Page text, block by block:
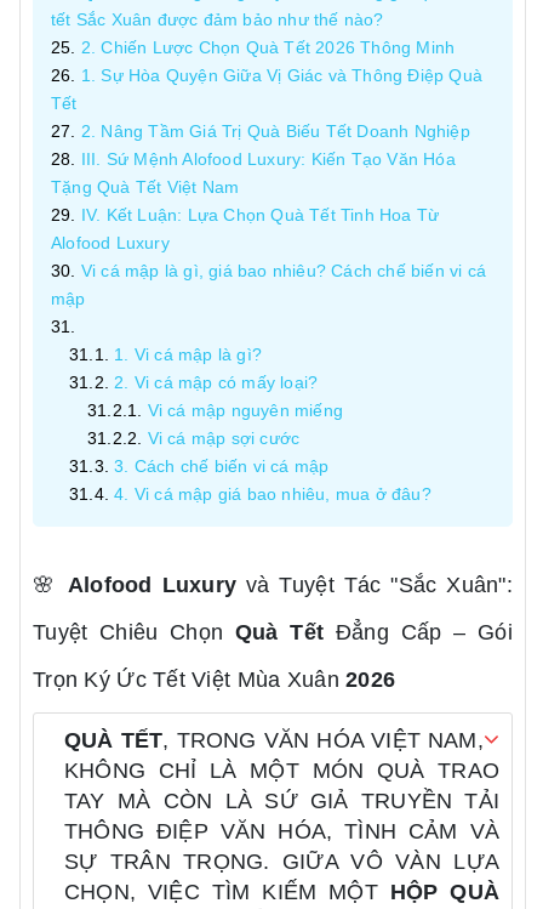
tết Sắc Xuân được đảm bảo như thế nào?
2. Chiến Lược Chọn Quà Tết 2026 Thông Minh
1. Sự Hòa Quyện Giữa Vị Giác và Thông Điệp Quà
Tết
2. Nâng Tầm Giá Trị Quà Biếu Tết Doanh Nghiệp
III. Sứ Mệnh Alofood Luxury: Kiến Tạo Văn Hóa
Tặng Quà Tết Việt Nam
IV. Kết Luận: Lựa Chọn Quà Tết Tinh Hoa Từ
Alofood Luxury
Vi cá mập là gì, giá bao nhiêu? Cách chế biến vi cá
mập
1. Vi cá mập là gì?
2. Vi cá mập có mấy loại?
Vi cá mập nguyên miếng
Vi cá mập sợi cước
3. Cách chế biến vi cá mập
4. Vi cá mập giá bao nhiêu, mua ở đâu?
🌸 Alofood Luxury và Tuyệt Tác "Sắc Xuân":
Tuyệt Chiêu Chọn Quà Tết Đẳng Cấp – Gói
Trọn Ký Ức Tết Việt Mùa Xuân2026
QUÀ TẾT, TRONG VĂN HÓA VIỆT NAM,
KHÔNG CHỈ LÀ MỘT MÓN QUÀ TRAO
TAY MÀ CÒN LÀ SỨ GIẢ TRUYỀN TẢI
THÔNG ĐIỆP VĂN HÓA, TÌNH CẢM VÀ
SỰ TRÂN TRỌNG. GIỮA VÔ VÀN LỰA
CHỌN, VIỆC TÌM KIẾM MỘT HỘP QUÀ